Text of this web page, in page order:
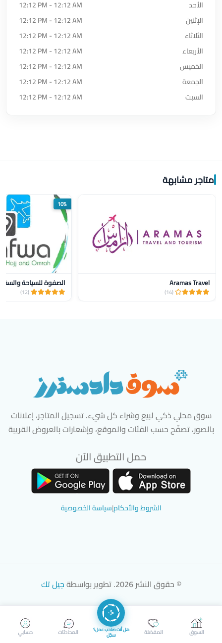
الأحد
12:12 PM - 12:12 AM
الإثنين
12:12 PM - 12:12 AM
الثلاثاء
12:12 PM - 12:12 AM
الأربعاء
12:12 PM - 12:12 AM
الخميس
12:12 PM - 12:12 AM
الجمعة
12:12 PM - 12:12 AM
السبت
12:12 PM - 12:12 AM
متاجر مشابهة
Aramas Travel
(14)
10%
الصفوة للسياحة
(12)
سوق محلي ذكي لبيع وشراء كل شيء. تسجيل المتاجر، إعلانات
بالصور، تصفّح حسب الفئات والموقع، وإشعارات بالعروض القريبة
حمل التطبيق الآن
الشروط والأحكام|سياسة الخصوصية
© حقوق النشر 2026. تطوير بواسطة جيل تك
حسابي المحادثات هل أنت صاحب عمل؟
سجّل المفضلة السوق